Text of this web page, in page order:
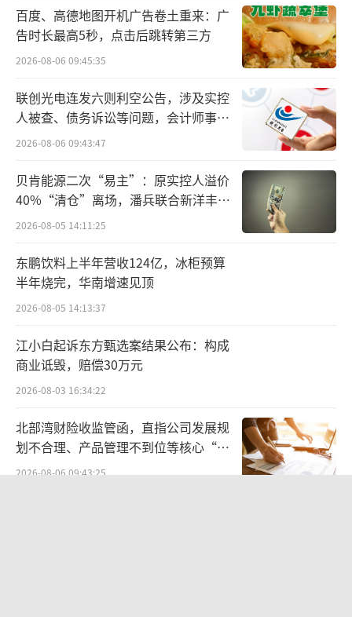
公司收到中国证监会出具的《立案告知
书》，因涉嫌信息披露违法违规，证监会决定
调查工作，并履行信息披露义务。目前公司生
产经营活动正常，上述事项不会对公司生产经
营产生重大影响。
7、共进股份：400g、800g交换机业务收
入占公司主营业务收入比例较小
公司股票连续3个交易日内收盘价格涨幅偏
离值累计达到20%，属于股票交易异常波动。
公司关注到近日数据中心交换机概念受市场关
数通业务为主，数通业务中应用于数据中心的
高速率交换机尤其是400g、800g交换机业务收
业绩影响有限。敬请广大投资者理性投资，审
慎决策，注意防范投资风险。
百度、高德地图开机广告卷土重来：广
告时长最高5秒，点击后跳转第三方
2026-08-06 09:45:35
联创光电连发六则利空公告，涉及实控
人被查、债务诉讼等问题，会计师事务
所曾出具“保留意见”
2026-08-06 09:43:47
贝肯能源二次“易主”：原实控人溢价
40%“清仓”离场，潘兵联合新洋丰、
宏科百世拟入主
2026-08-05 14:11:25
东鹏饮料上半年营收124亿，冰柜预算
半年烧完，华南增速见顶
2026-08-05 14:13:37
江小白起诉东方甄选案结果公布：构成
商业诋毁，赔偿30万元
2026-08-03 16:34:22
北部湾财险收监管函，直指公司发展规
划不合理、产品管理不到位等核心“痛
点”
2026-08-06 09:43:25